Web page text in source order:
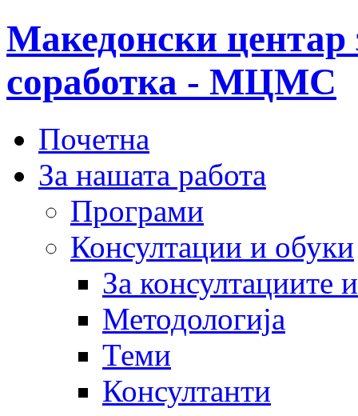
Македонски центар
соработка - МЦМС
Почетна
За нашата работа
Програми
Консултации и обуки
За консултациите
Методологија
Теми
Консултанти